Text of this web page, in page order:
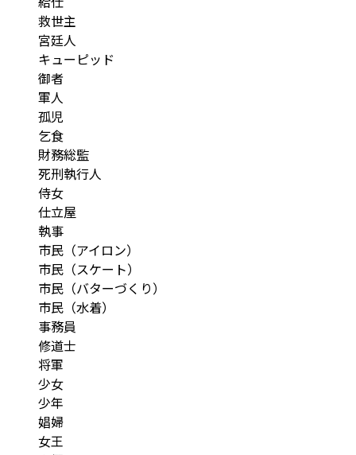
救世主
宮廷人
キューピッド
御者
軍人
孤児
乞食
財務総監
死刑執行人
侍女
仕立屋
執事
市民（アイロン）
市民（スケート）
市民（バターづくり）
市民（水着）
事務員
修道士
将軍
少女
少年
娼婦
女王